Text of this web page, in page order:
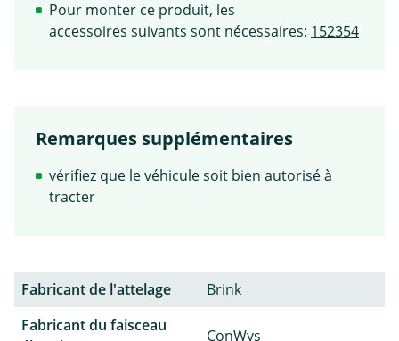
Pour monter ce produit, les
accessoires suivants sont nécessaires: 152354
Remarques supplémentaires
vérifiez que le véhicule soit bien autorisé à
tracter
Fabricant de l'attelage
Brink
Fabricant du faisceau
ConWys